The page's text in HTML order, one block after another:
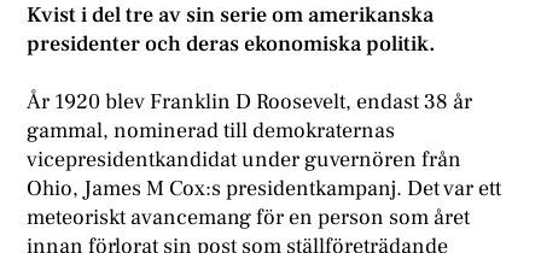
Kvist i del tre av sin serie om amerikanska
presidenter och deras ekonomiska politik.
År 1920 blev Franklin D Roosevelt, endast 38 år
gammal, nominerad till demokraternas
vicepresidentkandidat under guvernören från
Ohio, James M Cox:s presidentkampanj. Det var ett
meteoriskt avancemang för en person som året
innan förlorat sin post som ställföreträdande